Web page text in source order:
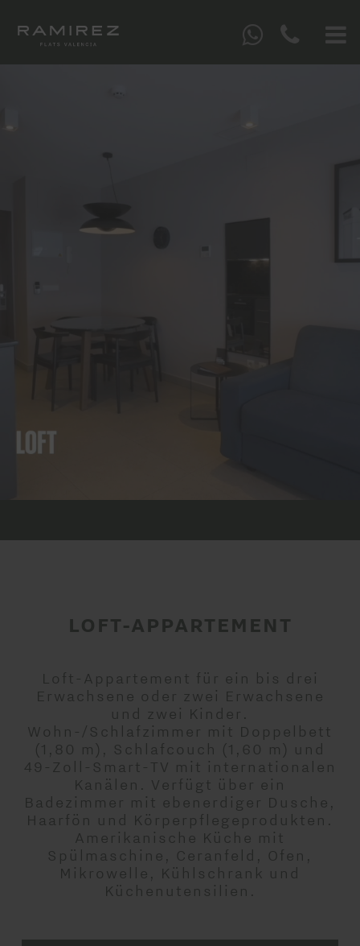
LOFT-APPARTEMENT
Loft-Appartement für ein bis drei
Erwachsene oder zwei Erwachsene
und zwei Kinder.
Wohn-/Schlafzimmer mit Doppelbett
(1,80 m), Schlafcouch (1,60 m) und
49-Zoll-Smart-TV mit internationalen
Kanälen. Verfügt über ein
Badezimmer mit ebenerdiger Dusche,
Haarfön und Körperpflegeprodukten.
Amerikanische Küche mit
Spülmaschine, Ceranfeld, Ofen,
Mikrowelle, Kühlschrank und
Küchenutensilien.